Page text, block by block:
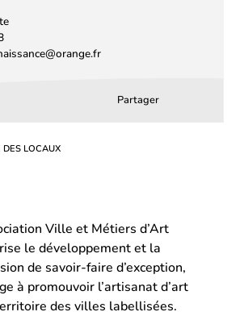
Partager
un
onglet)onglet)
DES LOCAUX
Ville et Métiers d’Art
le développement et la
de savoir-faire d’exception,
à promouvoir l’artisanat d’art
des villes labellisées.